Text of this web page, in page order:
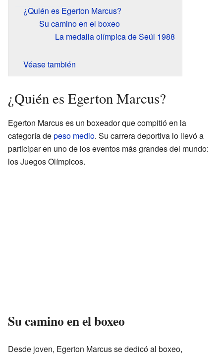
¿Quién es Egerton Marcus?
Su camino en el boxeo
La medalla olímpica de Seúl 1988
Véase también
¿Quién es Egerton Marcus?
Egerton Marcus es un boxeador que compitió en la
categoría depeso medio. Su carrera deportiva lo llevó a
participar en uno de los eventos más grandes del mundo:
los Juegos Olímpicos.
Su camino en el boxeo
Desde joven, Egerton Marcus se dedicó al boxeo,